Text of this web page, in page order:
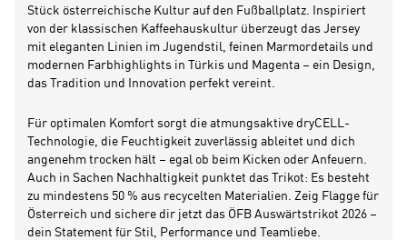
Stück österreichische Kultur auf den Fußballplatz. Inspiriert
von der klassischen Kaffeehauskultur überzeugt das Jersey
mit eleganten Linien im Jugendstil, feinen Marmordetails und
modernen Farbhighlights in Türkis und Magenta – ein Design,
das Tradition und Innovation perfekt vereint.
Für optimalen Komfort sorgt die atmungsaktive dryCELL-
Technologie, die Feuchtigkeit zuverlässig ableitet und dich
angenehm trocken hält – egal ob beim Kicken oder Anfeuern.
Auch in Sachen Nachhaltigkeit punktet das Trikot: Es besteht
zu mindestens 50 % aus recycelten Materialien. Zeig Flagge für
Österreich und sichere dir jetzt das ÖFB Auswärtstrikot 2026 –
dein Statement für Stil, Performance und Teamliebe.